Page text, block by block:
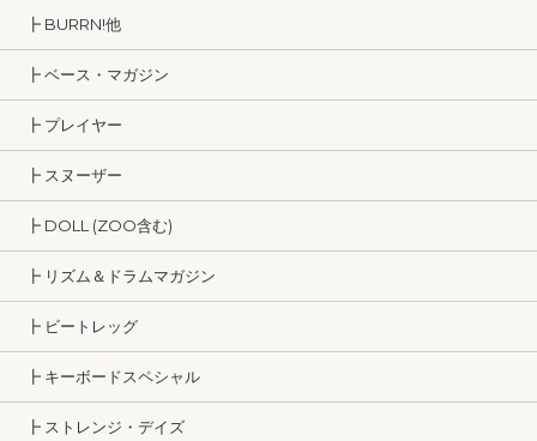
┣ BURRN!他
┣ ベース・マガジン
┣ プレイヤー
┣ スヌーザー
┣ DOLL (ZOO含む)
┣ リズム＆ドラムマガジン
┣ ビートレッグ
┣ キーボードスペシャル
┣ ストレンジ・デイズ